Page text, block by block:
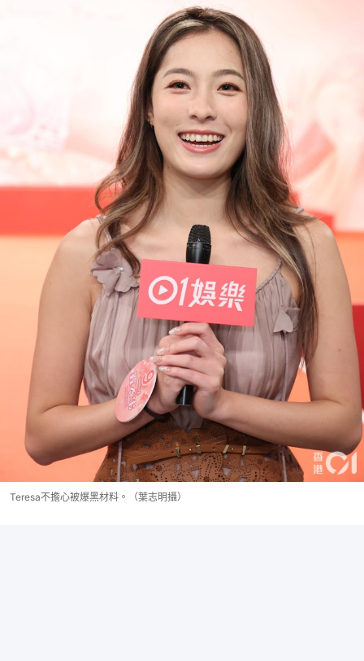
Teresa不擔心被爆黑材料。（葉志明攝）